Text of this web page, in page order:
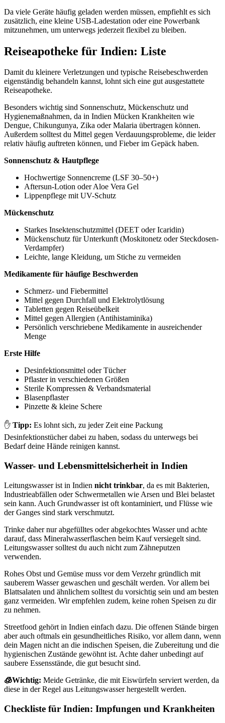
Da viele Geräte häufig geladen werden müssen, empfiehlt es sich
zusätzlich, eine kleine USB-Ladestation oder eine Powerbank
mitzunehmen, um unterwegs jederzeit flexibel zu bleiben.
Reiseapotheke für Indien: Liste
Damit du kleinere Verletzungen und typische Reisebeschwerden
eigenständig behandeln kannst, lohnt sich eine gut ausgestattete
Reiseapotheke.
Besonders wichtig sind Sonnenschutz, Mückenschutz und
Hygienemaßnahmen, da in Indien Mücken Krankheiten wie
Dengue, Chikungunya, Zika oder Malaria übertragen können.
Außerdem solltest du Mittel gegen Verdauungsprobleme, die leider
relativ häufig auftreten können, und Fieber im Gepäck haben.
Sonnenschutz & Hautpflege
Hochwertige Sonnencreme (LSF 30–50+)
Aftersun-Lotion oder Aloe Vera Gel
Lippenpflege mit UV-Schutz
Mückenschutz
Starkes Insektenschutzmittel (DEET oder Icaridin)
Mückenschutz für Unterkunft (Moskitonetz oder Steckdosen-
Verdampfer)
Leichte, lange Kleidung, um Stiche zu vermeiden
Medikamente für häufige Beschwerden
Schmerz- und Fiebermittel
Mittel gegen Durchfall und Elektrolytlösung
Tabletten gegen Reiseübelkeit
Mittel gegen Allergien (Antihistaminika)
Persönlich verschriebene Medikamente in ausreichender
Menge
Erste Hilfe
Desinfektionsmittel oder Tücher
Pflaster in verschiedenen Größen
Sterile Kompressen & Verbandsmaterial
Blasenpflaster
Pinzette & kleine Schere
✋ Tipp: Es lohnt sich, zu jeder Zeit eine Packung
Desinfektionstücher dabei zu haben, sodass du unterwegs bei
Bedarf deine Hände reinigen kannst.
Wasser- und Lebensmittelsicherheit in Indien
Leitungswasser ist in Indien nicht trinkbar, da es mit Bakterien,
Industrieabfällen oder Schwermetallen wie Arsen und Blei belastet
sein kann. Auch Grundwasser ist oft kontaminiert, und Flüsse wie
der Ganges sind stark verschmutzt.
Trinke daher nur abgefülltes oder abgekochtes Wasser und achte
darauf, dass Mineralwasserflaschen beim Kauf versiegelt sind.
Leitungswasser solltest du auch nicht zum Zähneputzen
verwenden.
Rohes Obst und Gemüse muss vor dem Verzehr gründlich mit
sauberem Wasser gewaschen und geschält werden. Vor allem bei
Blattsalaten und ähnlichem solltest du vorsichtig sein und am besten
ganz vermeiden. Wir empfehlen zudem, keine rohen Speisen zu dir
zu nehmen.
Streetfood gehört in Indien einfach dazu. Die offenen Stände birgen
aber auch oftmals ein gesundheitliches Risiko, vor allem dann, wenn
dein Magen nicht an die indischen Speisen, die Zubereitung und die
hygienischen Zustände gewöhnt ist. Achte daher unbedingt auf
saubere Essensstände, die gut besucht sind.
🧊Wichtig: Meide Getränke, die mit Eiswürfeln serviert werden, da
diese in der Regel aus Leitungswasser hergestellt werden.
Checkliste für Indien: Impfungen und Krankheiten